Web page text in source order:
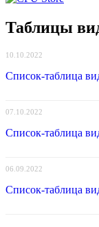
Таблицы
10.10.2022
Список-таблица
07.10.2022
Список-таблица
06.09.2022
Список-таблица